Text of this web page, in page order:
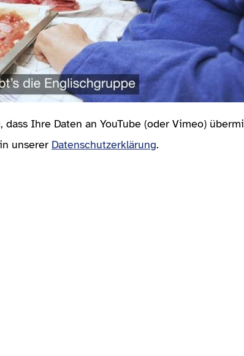
Ihre Daten an YouTube (oder Vimeo)
unserer Datenschutzerklärung.